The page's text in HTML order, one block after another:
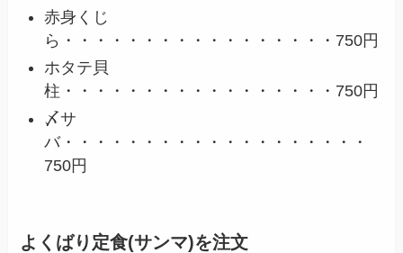
赤身くじ
ら・・・・・・・・・・・・・・・・・750円
ホタテ貝
柱・・・・・・・・・・・・・・・・・750円
〆サ
バ・・・・・・・・・・・・・・・・・・・
750円
よくばり定食(サンマ)を注文